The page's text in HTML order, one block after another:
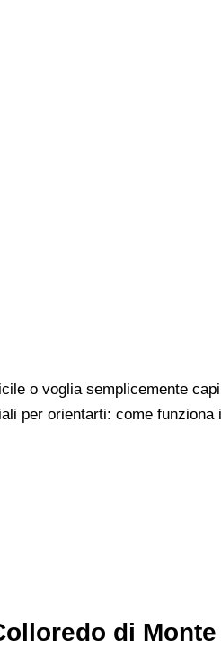
o voglia semplicemente
per orientarti: come
di